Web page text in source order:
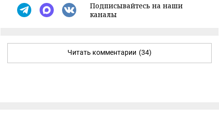
Подписывайтесь на наши
каналы
Читать комментарии (34)